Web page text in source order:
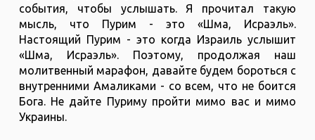
события, чтобы услышать. Я прочитал такую
мысль, что Пурим - это «Шма, Исраэль».
Настоящий Пурим - это когда Израиль услышит
«Шма, Исраэль». Поэтому, продолжая наш
молитвенный марафон, давайте будем бороться с
внутренними Амаликами - со всем, что не боится
Бога. Не дайте Пуриму пройти мимо вас и мимо
Украины.